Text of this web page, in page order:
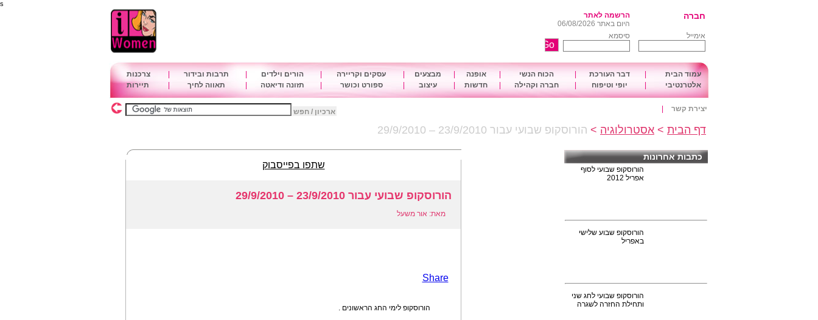
s
חברה
הרשמה לאתר
היום באתר 06/08/2026
אימייל
סיסמא
עמוד הבית דבר העורכת הכוח הנשי אופנה מבצעים עסקים וקריירה הורים וילדים תרבות ובידור
צרכנות
אלטרנטיבי
יופי וטיפוח חברה וקהילה חדשות עיצוב ספורט וכושר תזונה ודיאטה תאווה לחיך תיירות
יצירת קשר ארכיון / חפש
דף הבית > אסטרולוגיה > הורוסקופ שבועי עבור 23/9/2010 – 29/9/2010
כתבות אחרונות
הורוסקופ שבועי לסוף
אפריל 2012
הורוסקופ שבוע שלישי
באפריל
הורוסקופ שבועי לחג שני
ותחילת החזרה לשגרה
שתפו בפייסבוק
הורוסקופ שבועי עבור 23/9/2010 – 29/9/2010
מאת: אור משעל
Share
הורוסקופ לימי החג הראשונים .